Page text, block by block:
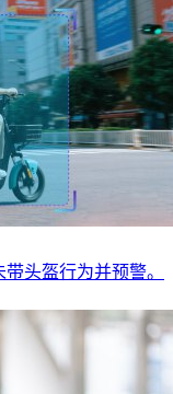
头盔行为并预警。